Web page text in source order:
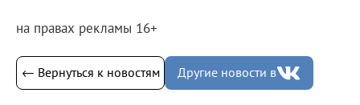
на правах рекламы 16+
← Вернуться к новостям Другие новости в